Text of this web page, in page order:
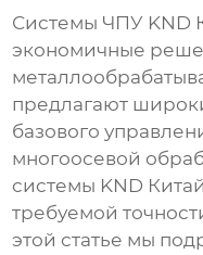
Системы ЧПУ KND
экономичные
предлагают
базового
многоосевой
системы KND Китай
требуемой
этой статье мы